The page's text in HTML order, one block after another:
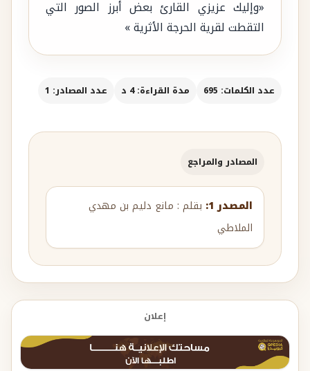
«وإليك عزيزي القارئ بعض أبرز الصور التي
التقطت لقرية الحرجة الأثرية »
عدد الكلمات: 695 مدة القراءة: 4 د عدد المصادر: 1
المصادر والمراجع
المصدر 1:
بقلم : مانع دليم بن مهدي
الملاطي
إعلان